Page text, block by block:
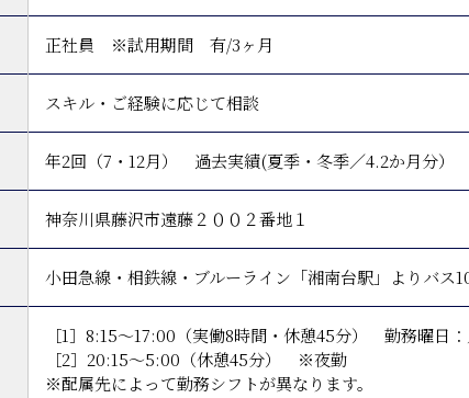
正社員 ※試用期間 有/3ヶ月
スキル・ご経験に応じて相談
年2回（7・12月） 過去実績(夏季・冬季／4.2か月分）
神奈川県藤沢市遠藤２００２番地１
小田急線・相鉄線・ブルーライン「湘南台駅」よりバス
［1］8:15～17:00（実働8時間・休憩45分） 勤務曜
［2］20:15～5:00（休憩45分） ※夜勤
※配属先によって勤務シフトが異なります。